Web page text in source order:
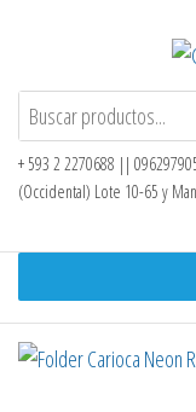
contenido
Checks –
+ 593 2 2270688 ||
(Occidental) Lote 10-65 y